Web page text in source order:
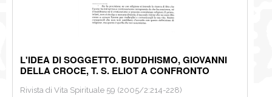
L'IDEA DI SOGGETTO. BUDDHISMO, GIOVANNI
DELLA CROCE, T. S. ELIOT A CONFRONTO
Rivista di Vita Spirituale 59 (2005/2:214-228)